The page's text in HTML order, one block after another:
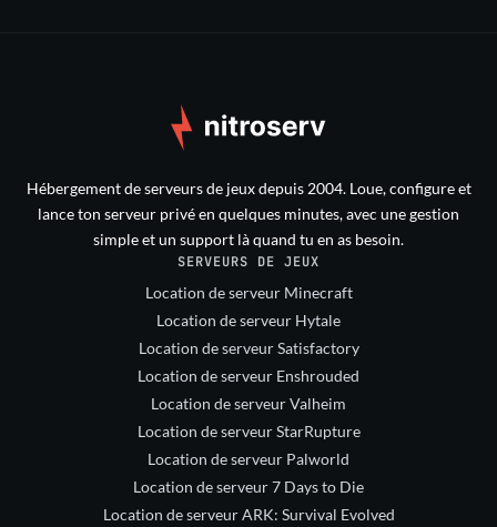
Hébergement de serveurs de jeux depuis 2004. Loue, configure et
lance ton serveur privé en quelques minutes, avec une gestion
simple et un support là quand tu en as besoin.
SERVEURS DE JEUX
Location de serveur Minecraft
Location de serveur Hytale
Location de serveur Satisfactory
Location de serveur Enshrouded
Location de serveur Valheim
Location de serveur StarRupture
Location de serveur Palworld
Location de serveur 7 Days to Die
Location de serveur ARK: Survival Evolved